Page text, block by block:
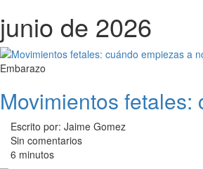
junio de 2026
Embarazo
Movimientos
Escrito por: Jaime Gomez
Sin comentarios
6 minutos